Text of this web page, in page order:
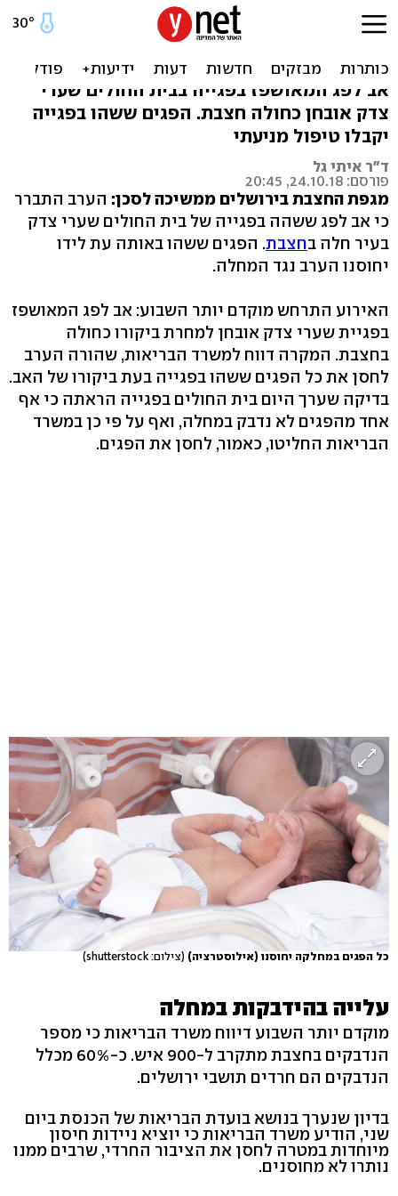
שערי צדק: חשש להדבקת
תינוקות הפגייה בחצבת
אב לפג המאושפז בפגייה בבית החולים שערי
צדק אובחן כחולה חצבת. הפגים ששהו בפגייה
יקבלו טיפול מניעתי
ד"ר איתי גל
פורסם: 24.10.18, 20:45
מגפת החצבת בירושלים ממשיכה לסכן: הערב התברר
כי אב לפג ששהה בפגייה של בית החולים שערי צדק
בעיר חלה בחצבת. הפגים ששהו באותה עת לידו
יחוסנו הערב נגד המחלה.
האירוע התרחש מוקדם יותר השבוע: אב לפג המאושפז
בפגיית שערי צדק אובחן למחרת ביקורו כחולה
בחצבת. המקרה דווח למשרד הבריאות, שהורה הערב
לחסן את כל הפגים ששהו בפגייה בעת ביקורו של האב.
בדיקה שערך היום בית החולים בפגייה הראתה כי אף
אחד מהפגים לא נדבק במחלה, ואף על פי כן במשרד
הבריאות החליטו, כאמור, לחסן את הפגים.
כל הפגים במחלקה יחוסנו (אילוסטרציה) (צילום: shutterstock)
עלייה בהידבקות במחלה
מוקדם יותר השבוע דיווח משרד הבריאות כי מספר
הנדבקים בחצבת מתקרב ל-900 איש. כ-60% מכלל
הנדבקים הם חרדים תושבי ירושלים.
בדיון שנערך בנושא בועדת הבריאות של הכנסת ביום
שני, הודיע משרד הבריאות כי יוציא ניידות חיסון
מיוחדות במטרה לחסן את הציבור החרדי, שרבים ממנו
נותרו לא מחוסנים.